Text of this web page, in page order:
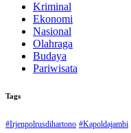
Kriminal
Ekonomi
Nasional
Olahraga
Budaya
Pariwisata
Tags
#Irjenpolrusdihartono #Kapoldajambi